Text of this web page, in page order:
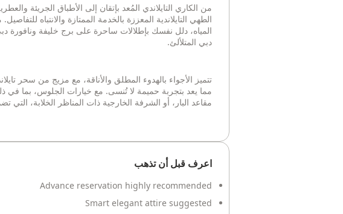
من الكاري التايلاندي المُعد بإتقان إلى الأطباق الجريئة
الطهي التايلاندية المعززة بالخدمة الممتازة والانتباه
المياه، دلل نفسك بإطلالات ساحرة على برج خليفة ونافورة
دبي المتلألئ.
تتميز الأجواء بالهدوء المطلق والأناقة، مع مزيج من سحر
مما يعد بتجربة حميمة لا تُنسى. مع خيارات الجلوس، بما في
مقاعد البار، أو الشرفة الخارجية ذات المناظر الخلابة، التي
اعرف قبل أن تذهب
Advance reservation highly recommended
Smart elegant attire suggested